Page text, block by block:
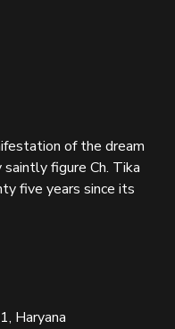
of the dream
figure Ch. Tika
five years since its
Haryana